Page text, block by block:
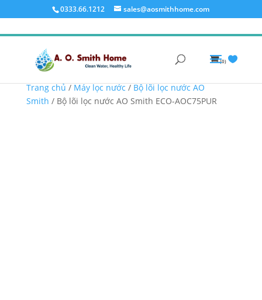
0333.66.1212 sales@aosmithhome.com
(0)
Trang chủ/Máy lọc nước/Bộ lõi lọc nước AO
Smith / Bộ lõi lọc nước AO Smith ECO-AOC75PUR